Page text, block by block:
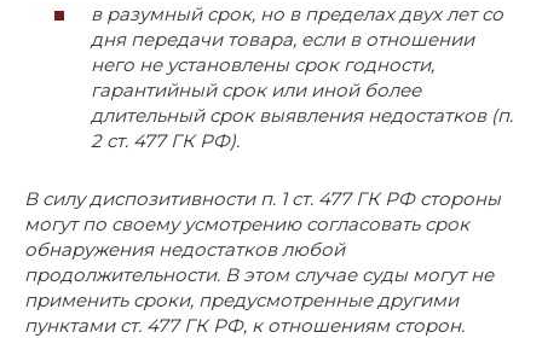
в разумный срок, но в пределах двух лет со
дня передачи товара, если в отношении
него не установлены срок годности,
гарантийный срок или иной более
длительный срок выявления недостатков (п.
2 ст. 477 ГК РФ).
В силу диспозитивности п. 1 ст. 477 ГК РФ стороны
могут по своему усмотрению согласовать срок
обнаружения недостатков любой
продолжительности. В этом случае суды могут не
применить сроки, предусмотренные другими
пунктами ст. 477 ГК РФ, к отношениям сторон.